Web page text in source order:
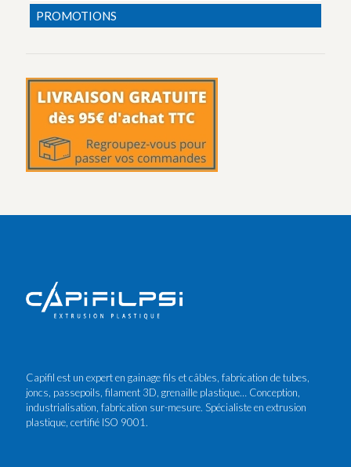
PROMOTIONS
Capifil est un expert en gainage fils et câbles, fabrication de tubes,
joncs, passepoils, filament 3D, grenaille plastique… Conception,
industrialisation, fabrication sur-mesure. Spécialiste en extrusion
plastique, certifié ISO 9001.